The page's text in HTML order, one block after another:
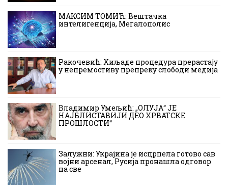
МАКСИМ ТОМИЋ: Вештачка
интелигенција, Мегалополис
Ракочевић: Хиљаде процедура прерастају
у непремостиву препреку слободи медија
Владимир Умељић: „ОЛУЈА“ ЈЕ
НАЈБЛИСТАВИЈИ ДЕО ХРВАТСКЕ
ПРОШЛОСТИ“
Залужни: Украјина је исцрпела готово сав
војни арсенал, Русија пронашла одговор
на све